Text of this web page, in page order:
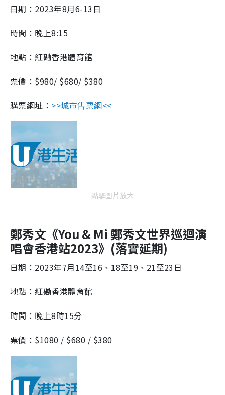
日期：2023年8月6-13日
時間：晚上8:15
地點：紅磡香港體育館
票價：$980/ $680/ $380
購票網址： >>城市售票網<<
點擊圖片放大
鄭秀文《You & Mi 鄭秀文世界巡迴演
唱會香港站2023》(落實延期)
日期：2023年7月14至16、18至19、21至23日
地點：紅磡香港體育館
時間：晚上8時15分
票價：$1080 / $680 / $380